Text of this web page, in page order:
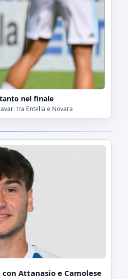
nel finale
tra Entella e Novara
Attanasio e Camolese